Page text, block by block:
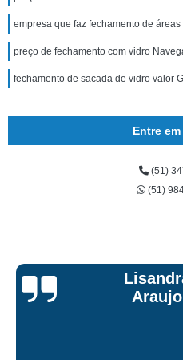
empresa que faz fechamento de áreas
preço de fechamento com vidro
fechamento de sacada de vidro valor
Entre
(51)
(51)
Araujo